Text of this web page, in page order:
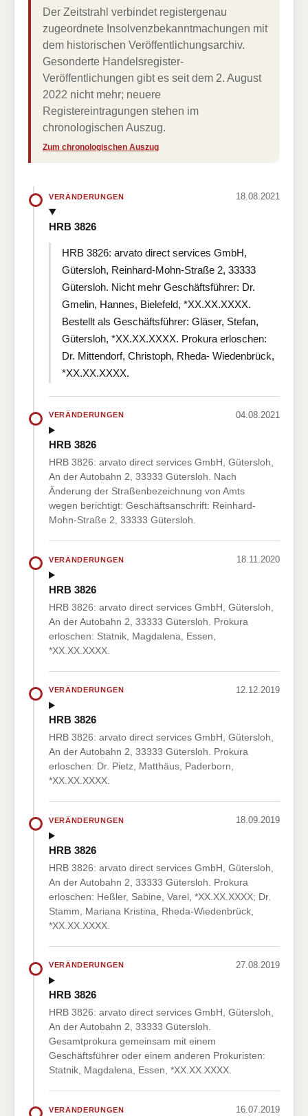
Der Zeitstrahl verbindet registergenau
zugeordnete Insolvenzbekanntmachungen mit
dem historischen Veröffentlichungsarchiv.
Gesonderte Handelsregister-
Veröffentlichungen gibt es seit dem 2. August
2022 nicht mehr; neuere
Registereintragungen stehen im
chronologischen Auszug.
Zum chronologischen Auszug
VERÄNDERUNGEN 18.08.2021
HRB 3826
HRB 3826: arvato direct services GmbH,
Gütersloh, Reinhard-Mohn-Straße 2, 33333
Gütersloh. Nicht mehr Geschäftsführer: Dr.
Gmelin, Hannes, Bielefeld, *XX.XX.XXXX.
Bestellt als Geschäftsführer: Gläser, Stefan,
Gütersloh, *XX.XX.XXXX. Prokura erloschen:
Dr. Mittendorf, Christoph, Rheda- Wiedenbrück,
*XX.XX.XXXX.
VERÄNDERUNGEN 04.08.2021
HRB 3826
HRB 3826: arvato direct services GmbH, Gütersloh,
An der Autobahn 2, 33333 Gütersloh. Nach
Änderung der Straßenbezeichnung von Amts
wegen berichtigt: Geschäftsanschrift: Reinhard-
Mohn-Straße 2, 33333 Gütersloh.
VERÄNDERUNGEN 18.11.2020
HRB 3826
HRB 3826: arvato direct services GmbH, Gütersloh,
An der Autobahn 2, 33333 Gütersloh. Prokura
erloschen: Statnik, Magdalena, Essen,
*XX.XX.XXXX.
VERÄNDERUNGEN 12.12.2019
HRB 3826
HRB 3826: arvato direct services GmbH, Gütersloh,
An der Autobahn 2, 33333 Gütersloh. Prokura
erloschen: Dr. Pietz, Matthäus, Paderborn,
*XX.XX.XXXX.
VERÄNDERUNGEN 18.09.2019
HRB 3826
HRB 3826: arvato direct services GmbH, Gütersloh,
An der Autobahn 2, 33333 Gütersloh. Prokura
erloschen: Heßler, Sabine, Varel, *XX.XX.XXXX; Dr.
Stamm, Mariana Kristina, Rheda-Wiedenbrück,
*XX.XX.XXXX.
VERÄNDERUNGEN 27.08.2019
HRB 3826
HRB 3826: arvato direct services GmbH, Gütersloh,
An der Autobahn 2, 33333 Gütersloh.
Gesamtprokura gemeinsam mit einem
Geschäftsführer oder einem anderen Prokuristen:
Statnik, Magdalena, Essen, *XX.XX.XXXX.
VERÄNDERUNGEN 16.07.2019